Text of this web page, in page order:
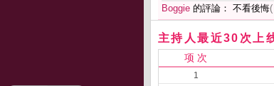
Boggie 的評論： 不看後悔
主持人最近30次上
项 次
1